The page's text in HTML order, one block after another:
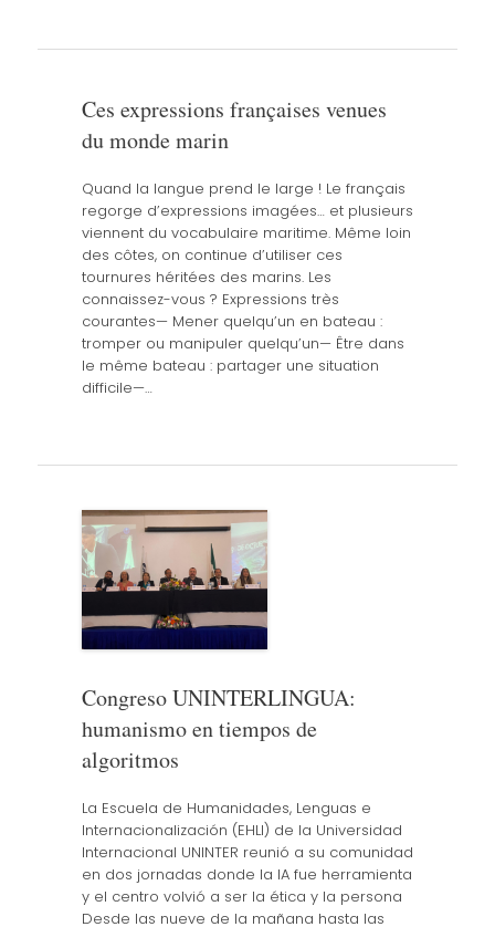
Ces expressions françaises venues
du monde marin
Quand la langue prend le large ! Le français
regorge d’expressions imagées… et plusieurs
viennent du vocabulaire maritime. Même loin
des côtes, on continue d’utiliser ces
tournures héritées des marins. Les
connaissez-vous ? Expressions très
courantes— Mener quelqu’un en bateau :
tromper ou manipuler quelqu’un— Être dans
le même bateau : partager une situation
difficile—…
Congreso UNINTERLINGUA:
humanismo en tiempos de
algoritmos
La Escuela de Humanidades, Lenguas e
Internacionalización (EHLI) de la Universidad
Internacional UNINTER reunió a su comunidad
en dos jornadas donde la IA fue herramienta
y el centro volvió a ser la ética y la persona
Desde las nueve de la mañana hasta las